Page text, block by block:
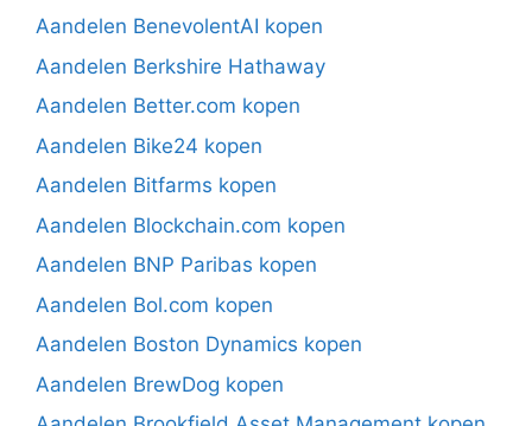
Aandelen BenevolentAI kopen
Aandelen Berkshire Hathaway
Aandelen Better.com kopen
Aandelen Bike24 kopen
Aandelen Bitfarms kopen
Aandelen Blockchain.com kopen
Aandelen BNP Paribas kopen
Aandelen Bol.com kopen
Aandelen Boston Dynamics kopen
Aandelen BrewDog kopen